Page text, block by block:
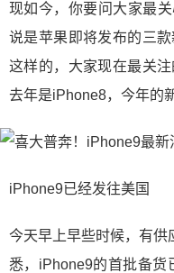
现如今，你要问大家最
说是苹果即将发布的三
这样的，大家现在最关
去年是iPhone8，今年的
iPhone9已经发往美国
今天早上早些时候，有
悉，iPhone9的首批备货